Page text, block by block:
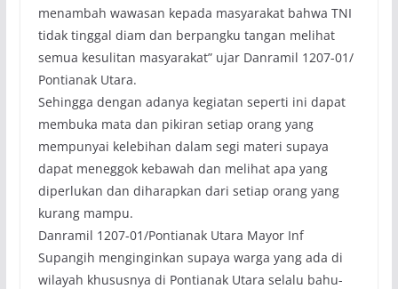
menambah wawasan kepada masyarakat bahwa TNI
tidak tinggal diam dan berpangku tangan melihat
semua kesulitan masyarakat” ujar Danramil 1207-01/
Pontianak Utara.
Sehingga dengan adanya kegiatan seperti ini dapat
membuka mata dan pikiran setiap orang yang
mempunyai kelebihan dalam segi materi supaya
dapat meneggok kebawah dan melihat apa yang
diperlukan dan diharapkan dari setiap orang yang
kurang mampu.
Danramil 1207-01/Pontianak Utara Mayor Inf
Supangih menginginkan supaya warga yang ada di
wilayah khususnya di Pontianak Utara selalu bahu-